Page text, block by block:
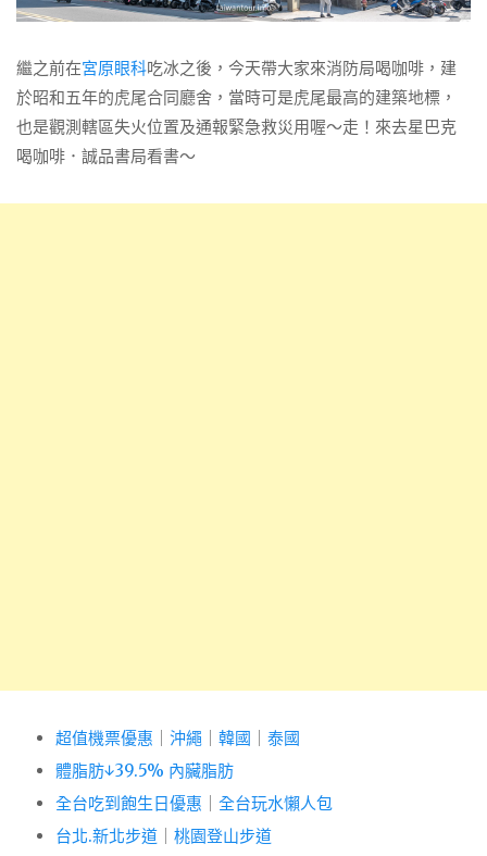
繼之前在宮原眼科吃冰之後，今天帶大家來消防局喝咖啡，建
於昭和五年的虎尾合同廳舍，當時可是虎尾最高的建築地標，
也是觀測轄區失火位置及通報緊急救災用喔～走！來去星巴克
喝咖啡．誠品書局看書～
超值機票優惠 沖繩 韓國
泰國
體脂肪↓39.5% 內臟脂肪
全台吃到飽生日優惠
全台玩水懶人包
台北.新北步道
桃園登山步道